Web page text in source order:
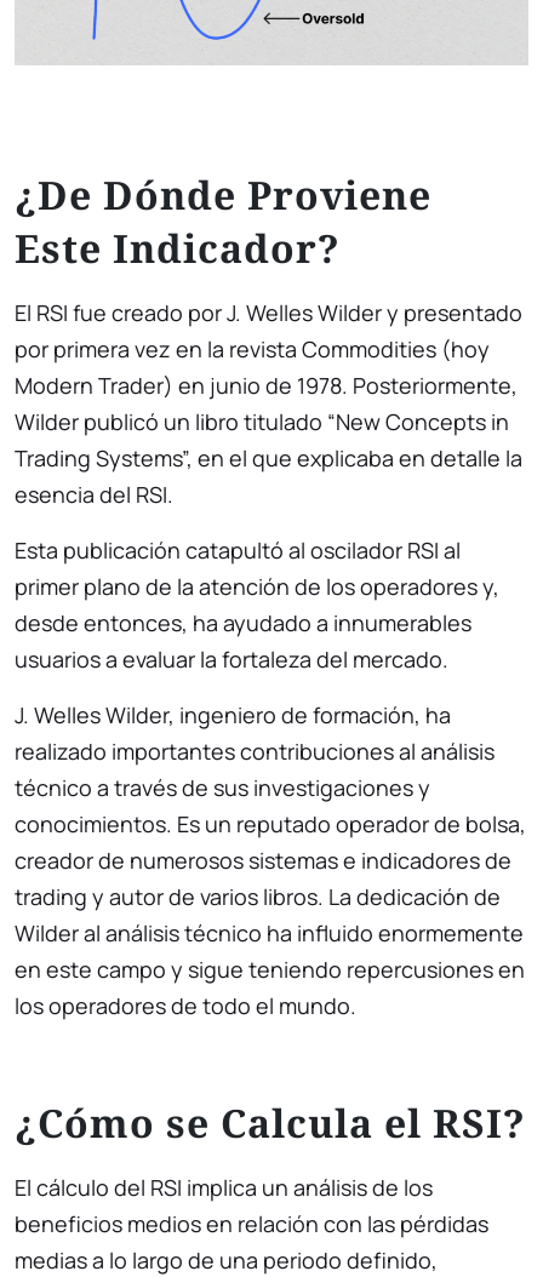
¿De Dónde Proviene
Este Indicador?
El RSI fue creado por J. Welles Wilder y presentado
por primera vez en la revista Commodities (hoy
Modern Trader) en junio de 1978. Posteriormente,
Wilder publicó un libro titulado “New Concepts in
Trading Systems”, en el que explicaba en detalle la
esencia del RSI.
Esta publicación catapultó al oscilador RSI al
primer plano de la atención de los operadores y,
desde entonces, ha ayudado a innumerables
usuarios a evaluar la fortaleza del mercado.
J. Welles Wilder, ingeniero de formación, ha
realizado importantes contribuciones al análisis
técnico a través de sus investigaciones y
conocimientos. Es un reputado operador de bolsa,
creador de numerosos sistemas e indicadores de
trading y autor de varios libros. La dedicación de
Wilder al análisis técnico ha influido enormemente
en este campo y sigue teniendo repercusiones en
los operadores de todo el mundo.
¿Cómo se Calcula el RSI?
El cálculo del RSI implica un análisis de los
beneficios medios en relación con las pérdidas
medias a lo largo de una periodo definido,